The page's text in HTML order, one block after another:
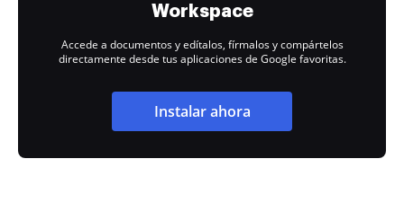
Workspace
Accede a documentos y edítalos, fírmalos y compártelos
directamente desde tus aplicaciones de Google favoritas.
Instalar ahora